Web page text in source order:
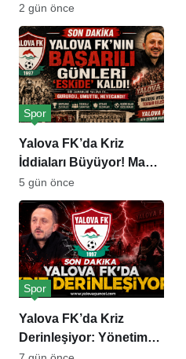
2 gün önce
Yalova FK’da Kriz
İddiaları Büyüyor! Maaş
ve Esnaf Alacakları
Gündemde
Spor
5 gün önce
Yalova FK’da Kriz
Derinleşiyor: Yönetim
Değişiklikleri, Maaş
Spor